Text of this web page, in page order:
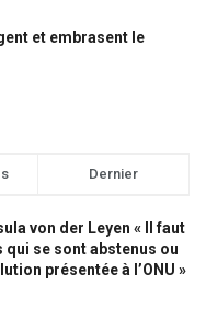
et embrasent le
Dernier
von der Leyen « Il faut
se sont abstenus ou
présentée à l’ONU »